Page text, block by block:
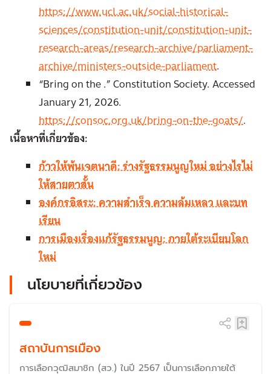
https://www.ucl.ac.uk/social-historical-
sciences/constitution-unit/constitution-unit-
research-areas/research-archive/parliament-
archive/ministers-outside-parliament.
“Bring on the .” Constitution Society. Accessed
January 21, 2026.
https://consoc.org.uk/bring-on-the-goats/.
เนื้อหาที่เกี่ยวข้อง:
ก้าวให้พ้นเจตนาดี: ร่างรัฐธรรมนูญใหม่ อย่างไรไม่
ให้สายตาสั้น
องค์กรอิสระ: ความสำเร็จ ความล้มเหลว และบท
เรียน
การเมืองเรื่องแก้รัฐธรรมนูญ: ภายใต้ระเบียบโลก
ใหม่
นโยบายที่เกี่ยวข้อง
สถาบันการเมือง
การเลือกวุฒิสมาชิก (สว.) ในปี 2567 เป็นการเลือกภายใต้